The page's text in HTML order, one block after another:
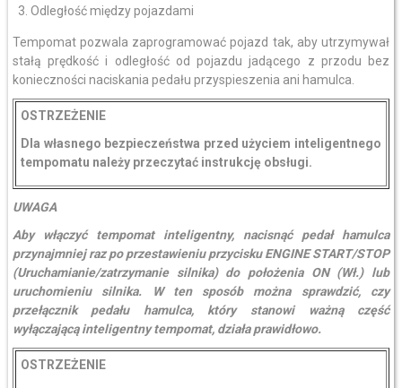
Odległość między pojazdami
Tempomat pozwala zaprogramować pojazd tak, aby utrzymywał
stałą prędkość i odległość od pojazdu jadącego z przodu bez
konieczności naciskania pedału przyspieszenia ani hamulca.
OSTRZEŻENIE
Dla własnego bezpieczeństwa przed użyciem inteligentnego
tempomatu należy przeczytać instrukcję obsługi.
UWAGA
Aby włączyć tempomat inteligentny, nacisnąć pedał hamulca
przynajmniej raz po przestawieniu przycisku ENGINE START/STOP
(Uruchamianie/zatrzymanie silnika) do położenia ON (Wł.) lub
uruchomieniu silnika. W ten sposób można sprawdzić, czy
przełącznik pedału hamulca, który stanowi ważną część
wyłączającą inteligentny tempomat, działa prawidłowo.
OSTRZEŻENIE